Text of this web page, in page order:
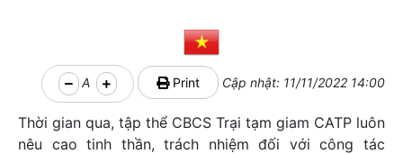
A Print Cập nhật: 11/11/2022 14:00
Thời gian qua, tập thể CBCS Trại tạm giam CATP luôn
nêu cao tinh thần, trách nhiệm đối với công tác